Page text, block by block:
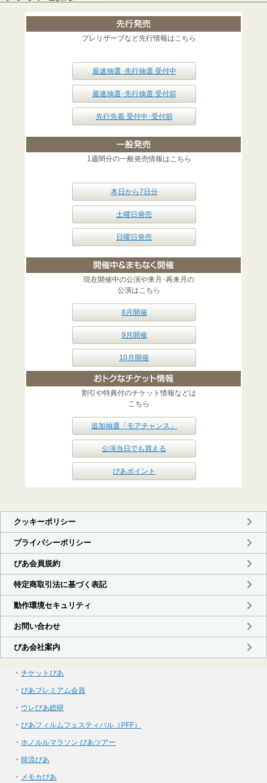
プレリザーブなど先行情報はこちら
最速抽選･先行抽選 受付中
最速抽選･先行抽選 受付前
先行先着 受付中･受付前
1週間分の一般発売情報はこちら
本日から7日分
土曜日発売
日曜日発売
現在開催中の公演や来月･再来月の
公演はこちら
8月開催
9月開催
10月開催
割引や特典付のチケット情報などは
こちら
追加抽選「モアチャンス」
公演当日でも買える
ぴあポイント
・チケットぴあ
・ぴあプレミアム会員
・ ウレぴあ総研
・ぴあフィルムフェスティバル（PFF）
・ ホノルルマラソン ぴあツアー
・韓流ぴあ
・ メモカぴあ